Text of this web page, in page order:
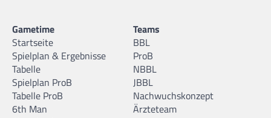
Gametime
Startseite
Spielplan & Ergebnisse
Tabelle
Spielplan ProB
Tabelle ProB
6th Man
Teams
BBL
ProB
NBBL
JBBL
Nachwuchskonzept
Ärzteteam